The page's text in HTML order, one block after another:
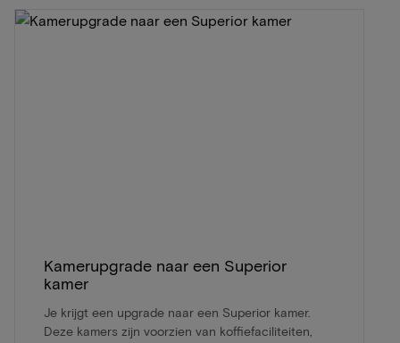
Kamerupgrade naar een Superior
kamer
Je krijgt een upgrade naar een Superior kamer.
Deze kamers zijn voorzien van koffiefaciliteiten,